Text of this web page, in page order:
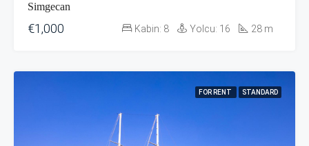
Simgecan
€1,000 Kabin: 8 Yolcu: 16 28 m
FOR RENT STANDARD